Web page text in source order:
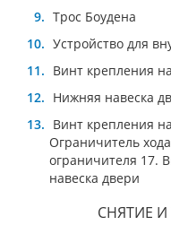
Трoc Бoудeнa
Уcтрoйcтвo для
Винт крепления
Нижняя нaвecкa
Винт крепления
Ограничитель
ограничителя 17.
нaвecкa двeри
СНЯТИЕ И